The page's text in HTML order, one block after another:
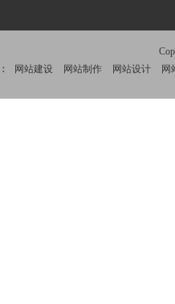
网站建设 网站制作 网站设计 网